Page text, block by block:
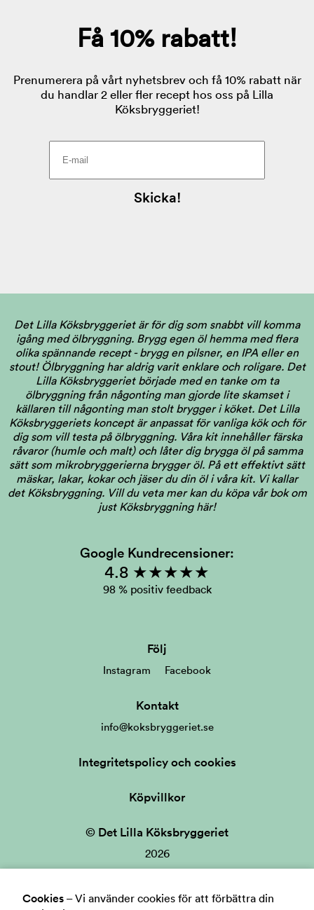
Det Lilla Köksbryggeriet är för dig som snabbt vill komma
igång med ölbryggning. Brygg egen öl hemma med flera
olika spännande recept - brygg en pilsner, en IPA eller en
stout! Ölbryggning har aldrig varit enklare och roligare. Det
Lilla Köksbryggeriet började med en tanke om ta
ölbryggning från någonting man gjorde lite skamset i
källaren till någonting man stolt brygger i köket. Det Lilla
Köksbryggeriets koncept är anpassat för vanliga kök och för
dig som vill testa på ölbryggning. Våra kit innehåller färska
råvaror (humle och malt) och låter dig brygga öl på samma
sätt som mikrobryggerierna brygger öl. På ett effektivt sätt
mäskar, lakar, kokar och jäser du din öl i våra kit. Vi kallar
det Köksbryggning. Vill du veta mer kan du köpa vår bok om
just Köksbryggning här!
Google Kundrecensioner:
4.8 ★★★★★
98 % positiv feedback
© Det Lilla Köksbryggeriet
2026
Kontakt
info@koksbryggeriet.se
Integritetspolicy och cookies
Köpvillkor
Följ
Instagram Facebook
Cookies –Vi använder cookies för att förbättra din